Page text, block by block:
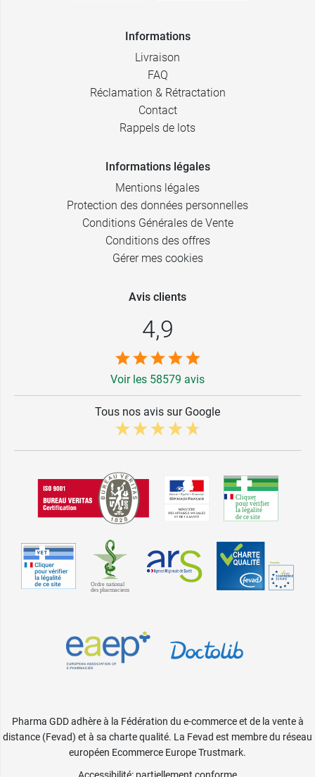
Informations
Livraison
FAQ
Réclamation & Rétractation
Contact
Rappels de lots
Informations légales
Mentions légales
Protection des données personnelles
Conditions Générales de Vente
Conditions des offres
Gérer mes cookies
Avis clients
4,9
Voir les 58579 avis
Tous nos avis sur Google
Pharma GDD adhère à la Fédération du e-commerce et de la vente à
distance (Fevad) et à sa charte qualité. La Fevad est membre du réseau
européen Ecommerce Europe Trustmark.
Accessibilité: partiellement conforme